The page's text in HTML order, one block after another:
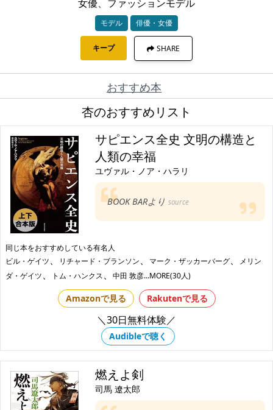
女優、ファッションモデル
モデル 俳優・女優
キープ SHARE
おすすめ本
杏のおすすめリスト
サピエンス全史 文明の構造と
人類の幸福
ユヴァル・ノア・ハラリ
BOOK BARよりsource
同じ本をおすすめしている有名人
ビル・ゲイツ、 リチャード・ブランソン、 マーク・ザッカーバーグ、
メリン
ダ・ゲイツ、 トム・ハンクス、 中田 敦彦...MORE(30人)
Amazonで見る Rakutenで見る
＼30日無料体験／
Audibleで聴く
燃えよ剣
司馬 遼太郎